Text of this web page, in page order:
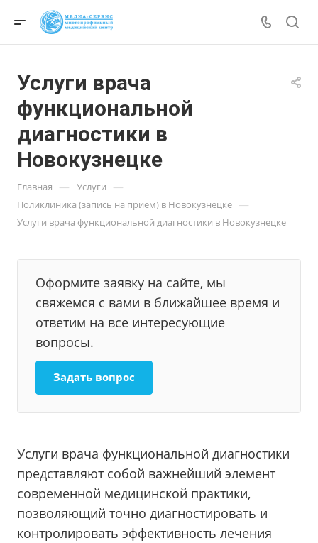
Услуги врача
функциональной
диагностики в
Новокузнецке
Главная — Услуги —
Поликлиника (запись на прием) в Новокузнецке —
Услуги врача функциональной диагностики в Новокузнецке
Оформите заявку на сайте, мы
свяжемся с вами в ближайшее время и
ответим на все интересующие
вопросы.
Задать вопрос
Услуги врача функциональной диагностики
представляют собой важнейший элемент
современной медицинской практики,
позволяющий точно диагностировать и
контролировать эффективность лечения